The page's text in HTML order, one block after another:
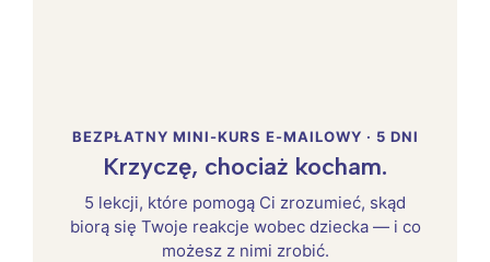
BEZPŁATNY MINI-KURS E-MAILOWY · 5 DNI
Krzyczę, chociaż kocham.
5 lekcji, które pomogą Ci zrozumieć, skąd
biorą się Twoje reakcje wobec dziecka — i co
możesz z nimi zrobić.